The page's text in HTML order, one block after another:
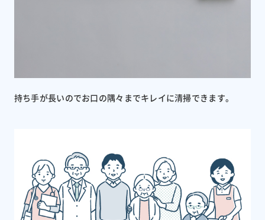
持ち手が長いのでお口の隅々までキレイに清掃できます。